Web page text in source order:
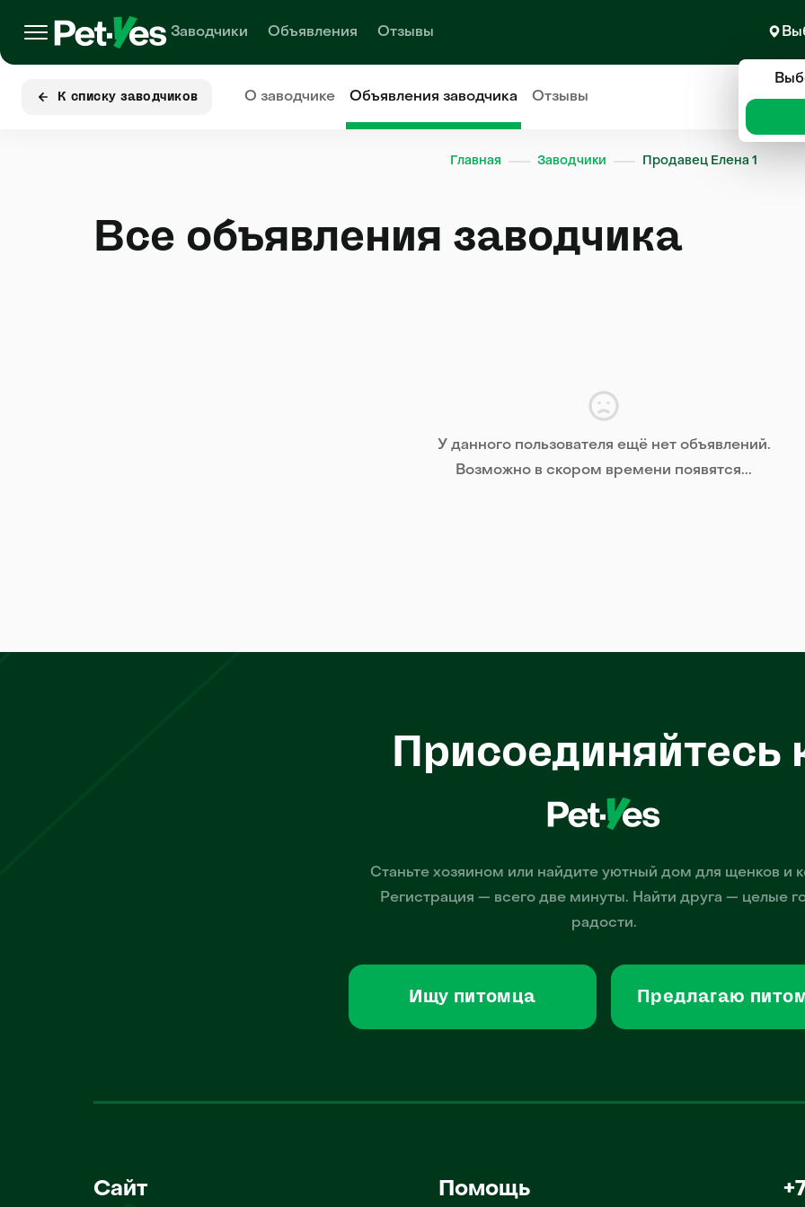
Заводчики Объявления Отзывы
К списку заводчиков О заводчике Объявлениязаводчика Отзывы
Главная Заводчики Продавец Елена 1
Все объявления заводчика
У данного пользователя ещё нет объявлений.
Возможно в скором времени появятся...
Присоединяйтесь
Станьте хозяином или найдите уютный дом для щенков и
Регистрация — всего две минуты. Найти друга — целые
радости.
Ищу питомца Предлагаю
Сайт Помощь